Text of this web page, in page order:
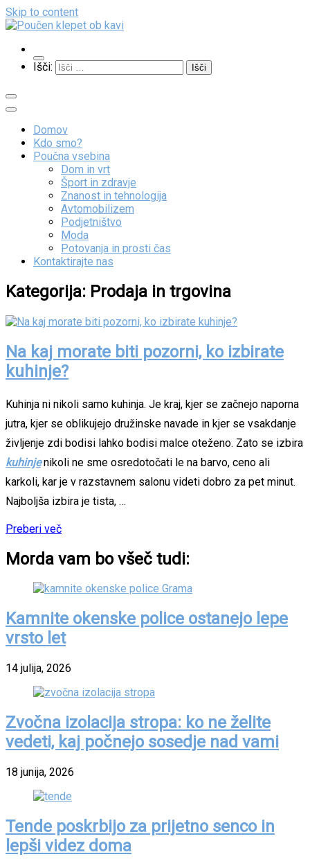
Skip to content
Poučen klepet ob kavi
Veliko zanimivih vsebin
Išči:
Domov
Kdo smo?
Poučna vsebina
Dom in vrt
Šport in zdravje
Znanost in tehnologija
Avtomobilizem
Podjetništvo
Moda
Potovanja in prosti čas
Kontaktirajte nas
Kategorija: Prodaja in trgovina
Na kaj morate biti pozorni, ko izbirate
kuhinje?
Kuhinja ni nikoli samo kuhinja. Je kraj, kjer se začnejo naporna
jutra, kjer se oblikujejo družinske navade in kjer se vsakdanje
življenje zdi bodisi lahko bodisi malce oteženo. Zato se izbira
kuhinjenikoli ne sme osredotočati le na barvo, ceno ali
karkoli, kar je v razstavnem salonu videti dobro za pet minut.
Najboljša izbira je tista, …
Preberi več
Morda vam bo všeč tudi:
Kamnite okenske police ostanejo lepe
vrsto let
14 julija, 2026
Zvočna izolacija stropa: ko ne želite
vedeti, kaj počnejo sosedje nad vami
18 junija, 2026
Tende poskrbijo za prijetno senco in
lepši videz doma